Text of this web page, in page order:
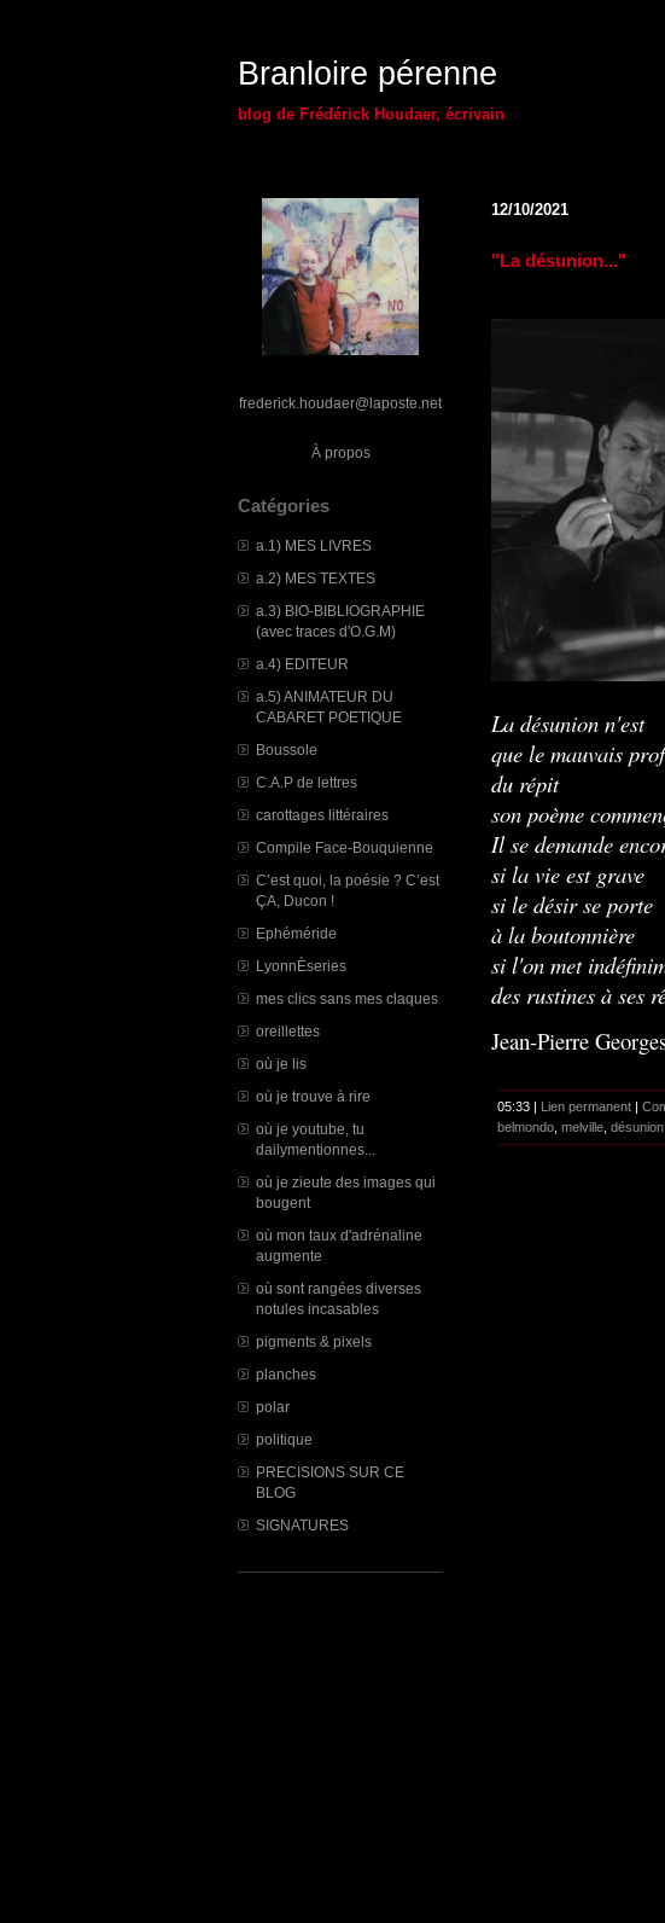
Branloire pérenne
blog de Frédérick Houdaer, écrivain
frederick.houdaer@laposte.net
À propos
Catégories
a.1) MES LIVRES
a.2) MES TEXTES
a.3) BIO-BIBLIOGRAPHIE
(avec traces d'O.G.M)
a.4) EDITEUR
a.5) ANIMATEUR DU
CABARET POETIQUE
Boussole
C.A.P de lettres
carottages littéraires
Compile Face-Bouquienne
C’est quoi, la poésie ? C’est
ÇA, Ducon !
Ephéméride
LyonnÈseries
mes clics sans mes claques
oreillettes
où je lis
où je trouve à rire
où je youtube, tu
dailymentionnes...
où je zieute des images qui
bougent
où mon taux d'adrénaline
augmente
où sont rangées diverses
notules incasables
pigments & pixels
planches
polar
politique
PRECISIONS SUR CE
BLOG
SIGNATURES
12/10/2021
"La désunion..."
La désunion n'est
que le mauvais
du répit
son poème
Il se demande
si la vie est grave
si le désir se porte
à la boutonnière
si l'on met
des rustines à ses
Jean-Pierre
05:33 | Lien permanent
belmondo, melville, désunion